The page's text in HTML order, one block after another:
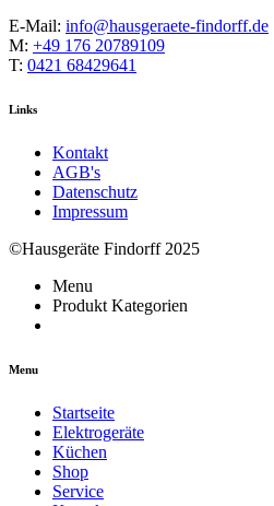
E-Mail: info@hausgeraete-findorff.de
M: +49 176 20789109
T: 0421 68429641
Links
Kontakt
AGB's
Datenschutz
Impressum
©Hausgeräte Findorff 2025
Menu
Produkt Kategorien
Menu
Startseite
Elektrogeräte
Küchen
Shop
Service